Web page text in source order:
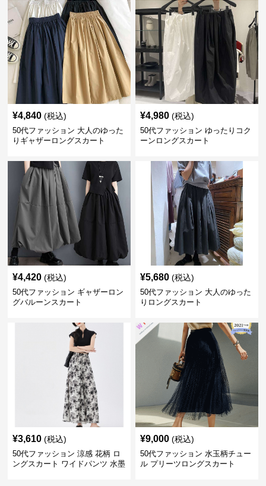
¥4,840 (税込)
50代ファッション 大人のゆった
りギャザーロングスカート
¥4,980 (税込)
50代ファッション ゆったりコク
ーンロングスカート
¥4,420 (税込)
50代ファッション ギャザーロン
グバルーンスカート
¥5,680 (税込)
50代ファッション 大人のゆった
りロングスカート
¥3,610 (税込)
50代ファッション 涼感 花柄 ロ
ングスカート ワイドパンツ 水墨
¥9,000 (税込)
50代ファッション 水玉柄チュー
ル プリーツロングスカート